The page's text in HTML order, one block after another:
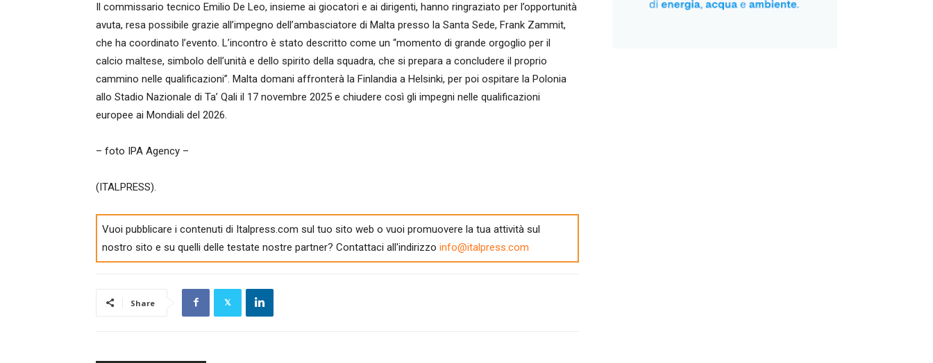
Il commissario tecnico Emilio De Leo, insieme ai giocatori e ai dirigenti, hanno ringraziato per l’opportunità
avuta, resa possibile grazie all’impegno dell’ambasciatore di Malta presso la Santa Sede, Frank Zammit,
che ha coordinato l’evento. L’incontro è stato descritto come un “momento di grande orgoglio per il
calcio maltese, simbolo dell’unità e dello spirito della squadra, che si prepara a concludere il proprio
cammino nelle qualificazioni”. Malta domani affronterà la Finlandia a Helsinki, per poi ospitare la Polonia
allo Stadio Nazionale di Ta’ Qali il 17 novembre 2025 e chiudere così gli impegni nelle qualificazioni
europee ai Mondiali del 2026.
– foto IPA Agency –
(ITALPRESS).
Vuoi pubblicare i contenuti di Italpress.com sul tuo sito web o vuoi promuovere la tua attività sul
nostro sito e su quelli delle testate nostre partner? Contattaci all'indirizzo info@italpress.com
Share